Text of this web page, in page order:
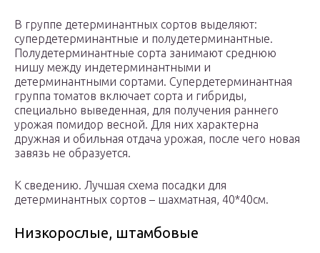
В группе детерминантных сортов выделяют:
супердетерминантные и полудетерминантные.
Полудетерминантные сорта занимают среднюю
нишу между индетерминантными и
детерминантными сортами. Супердетерминантная
группа томатов включает сорта и гибриды,
специально выведенная, для получения раннего
урожая помидор весной. Для них характерна
дружная и обильная отдача урожая, после чего новая
завязь не образуется.
К сведению. Лучшая схема посадки для
детерминантных сортов – шахматная, 40*40см.
Низкорослые, штамбовые